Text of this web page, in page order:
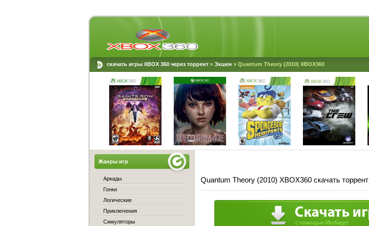
скачать игры XBOX 360 через торрент» Экшен » Quantum Theory (2010) XBOX360
Quantum Theory (2010) XBOX360 скачать торрент
Жанры игр
Аркады
Гонки
Логические
Приключения
Симуляторы